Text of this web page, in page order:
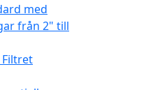
Filtret